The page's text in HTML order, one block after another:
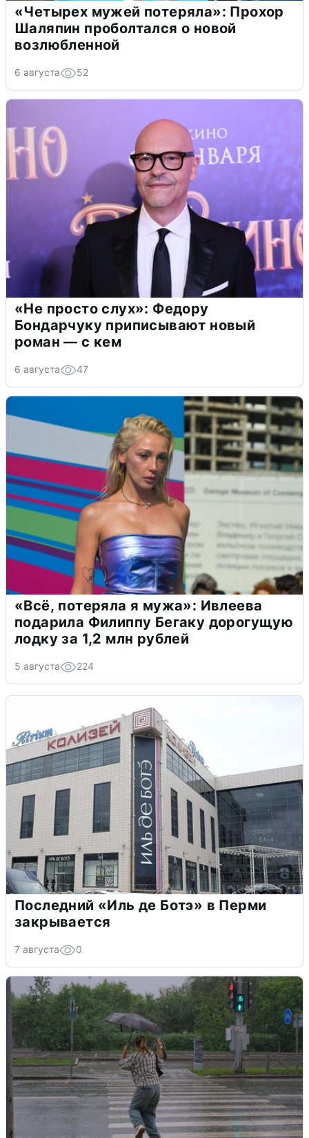
«Четырех мужей потеряла»: Прохор
Шаляпин проболтался о новой
возлюбленной
6 августа 52
«Не просто слух»: Федору
Бондарчуку приписывают новый
роман — с кем
6 августа 47
«Всё, потеряла я мужа»: Ивлеева
подарила Филиппу Бегаку дорогущую
лодку за 1,2 млн рублей
5 августа 224
Последний «Иль де Ботэ» в Перми
закрывается
7 августа 0